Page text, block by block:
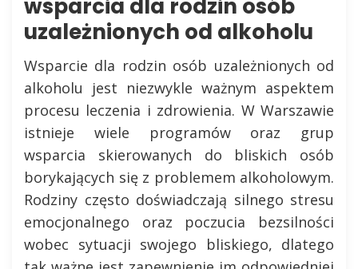
wsparcia dla rodzin osób
uzależnionych od alkoholu
Wsparcie dla rodzin osób uzależnionych od
alkoholu jest niezwykle ważnym aspektem
procesu leczenia i zdrowienia. W Warszawie
istnieje wiele programów oraz grup
wsparcia skierowanych do bliskich osób
borykających się z problemem alkoholowym.
Rodziny często doświadczają silnego stresu
emocjonalnego oraz poczucia bezsilności
wobec sytuacji swojego bliskiego, dlatego